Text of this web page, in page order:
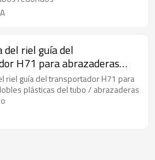
del riel guía del
H71 para abrazaderas
del tubo / abrazaderas
riel guía del transportador H71 para
plásticas del tubo / abrazaderas